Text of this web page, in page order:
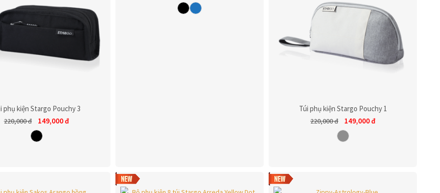
phụ kiện Stargo Pouchy 3
220,000đ 149,000đ
Túi phụ kiện Stargo Pouchy 1
220,000đ 149,000đ